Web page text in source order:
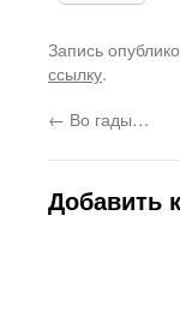
Запись
ссылку.
← Во гады…
Добавить